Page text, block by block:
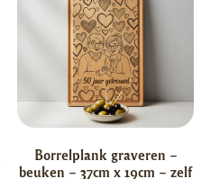
Borrelplank graveren –
beuken – 37cm x 19cm – zelf